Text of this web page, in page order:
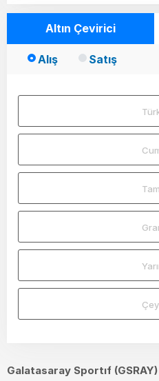
Altın Çevirici
Alış Satış
Galatasaray Sportıf (GSRAY)